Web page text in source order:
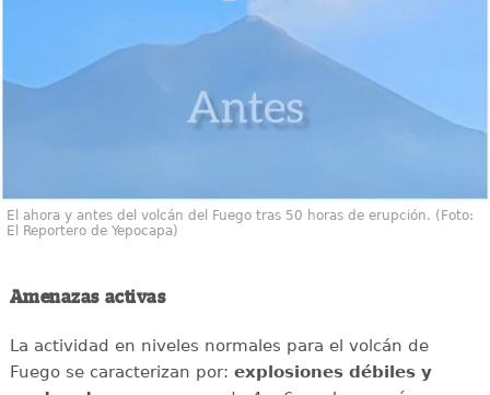
El ahora y antes del volcán del Fuego tras 50 horas de erupción. (Foto:
El Reportero de Yepocapa)
Amenazas activas
La actividad en niveles normales para el volcán de
Fuego se caracterizan por: explosiones débiles y